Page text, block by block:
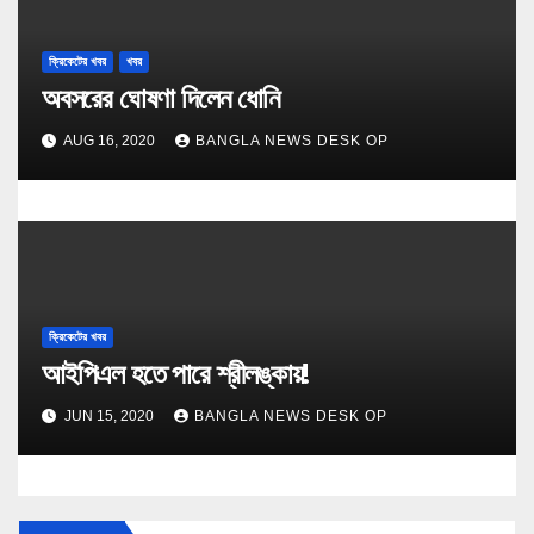
ক্রিকেটের খবর খবর
অবসরের ঘোষণা দিলেন ধোনি
AUG 16, 2020 BANGLA NEWS DESK OP
ক্রিকেটের খবর
আইপিএল হতে পারে শ্রীলঙ্কায়!
JUN 15, 2020 BANGLA NEWS DESK OP